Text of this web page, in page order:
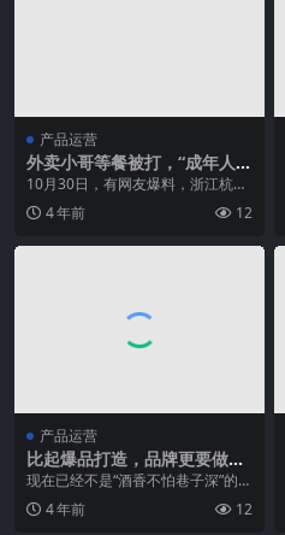
产品运营
外卖小哥等餐被打，“成年人的
崩溃，只在一瞬间”
10月30日，有网友爆料，浙江杭州
一名外卖员取餐时情绪失控，砸东
西发泄。随后，店...
4 年前 12
产品运营
比起爆品打造，品牌更要做好
营销基本功
现在已经不是“酒香不怕巷子深”的时
代了，营销对于一个品牌来说是提
高曝光度的必要手...
4 年前 12